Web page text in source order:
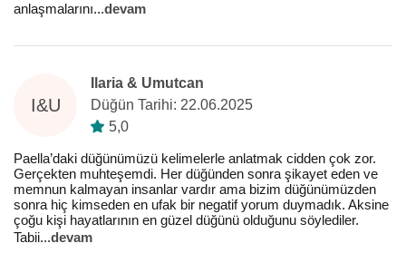
anlaşmalarını...devam
I&U
Ilaria & Umutcan
Düğün Tarihi: 22.06.2025
5,0
Paella’daki düğünümüzü kelimelerle anlatmak cidden çok zor.
Gerçekten muhteşemdi. Her düğünden sonra şikayet eden ve
memnun kalmayan insanlar vardır ama bizim düğünümüzden
sonra hiç kimseden en ufak bir negatif yorum duymadık. Aksine
çoğu kişi hayatlarının en güzel düğünü olduğunu söylediler.
Tabii...devam